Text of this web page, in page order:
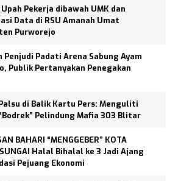
Pekerja dibawah UMK dan
Data di RSU Amanah Umat
Purworejo
Penjudi Padati Arena Sabung Ayam
Publik Pertanyakan Penegakan
di Balik Kartu Pers: Menguliti
Pelindung Mafia 303 Blitar
BAHARI “MENGGEBER” KOTA
SUNGAI Halal Bihalal ke 3 Jadi Ajang
Pejuang Ekonomi